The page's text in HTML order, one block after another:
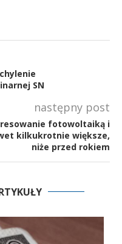
SN
następny post
fotowoltaiką i
kilkukrotnie większe,
niże przed rokiem